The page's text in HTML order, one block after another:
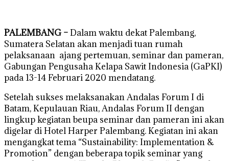
PALEMBANG –Dalam waktu dekat Palembang,
Sumatera Selatan akan menjadi tuan rumah
pelaksanaan ajang pertemuan, seminar dan pameran,
Gabungan Pengusaha Kelapa Sawit Indonesia (GaPKI)
pada 13-14 Februari 2020 mendatang.
Setelah sukses melaksanakan Andalas Forum I di
Batam, Kepulauan Riau, Andalas Forum II dengan
lingkup kegiatan beupa seminar dan pameran ini akan
digelar di Hotel Harper Palembang. Kegiatan ini akan
mengangkat tema “Sustainability: Implementation &
Promotion” dengan beberapa topik seminar yang